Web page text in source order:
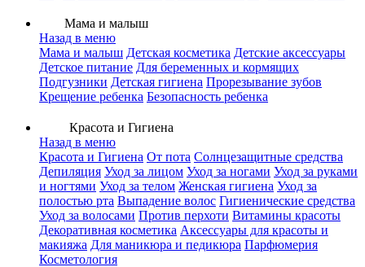
Мама и малыш
Назад в меню
Мама и малыш Детская косметика Детские аксессуары
Детское питание Для беременных и кормящих
Подгузники Детская гигиена Прорезывание зубов
Крещение ребенка Безопасность ребенка
Красота и Гигиена
Назад в меню
Красота и Гигиена От пота Солнцезащитные средства
Депиляция Уход за лицом Уход за ногами Уход за руками
и ногтями Уход за телом Женская гигиена Уход за
полостью рта Выпадение волос Гигиенические средства
Уход за волосами Против перхоти Витамины красоты
Декоративная косметика Аксессуары для красоты и
макияжа Для маникюра и педикюра Парфюмерия
Косметология